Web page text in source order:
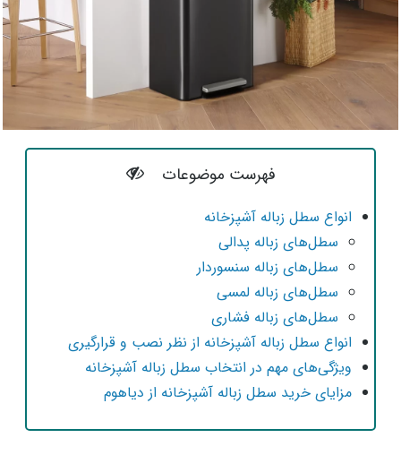
فهرست موضوعات
انواع سطل زباله آشپزخانه
سطل‌های زباله پدالی
سطل‌های زباله سنسوردار
سطل‌های زباله لمسی
سطل‌های زباله فشاری
انواع سطل زباله آشپزخانه از نظر نصب و قرارگیری
ویژگی‌های مهم در انتخاب سطل زباله آشپزخانه
مزایای خرید سطل زباله آشپزخانه از دیاهوم